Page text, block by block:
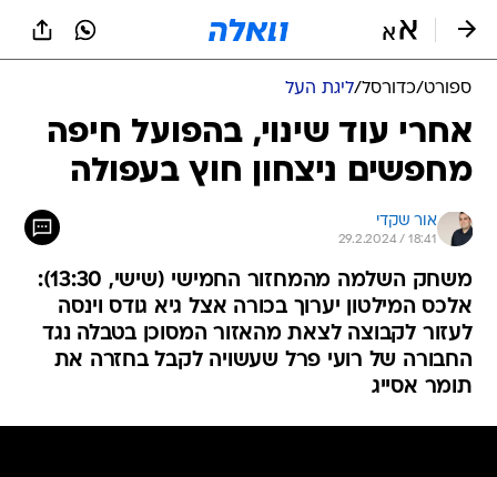
ספורט/כדורסל/ליגת העל
אחרי עוד שינוי, בהפועל חיפה
מחפשים ניצחון חוץ בעפולה
אור שקדי
29.2.2024 / 18:41
משחק השלמה מהמחזור החמישי (שישי, 13:30):
אלכס המילטון יערוך בכורה אצל גיא גודס וינסה
לעזור לקבוצה לצאת מהאזור המסוכן בטבלה נגד
החבורה של רועי פרל שעשויה לקבל בחזרה את
תומר אסייג